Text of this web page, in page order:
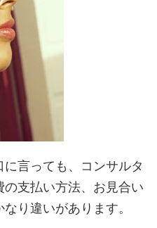
言っても、コンサルタ
支払い方法、お見合い
り違いがあります。